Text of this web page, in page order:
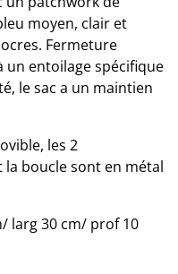
moyen, clair et
Fermeture
un entoilage spécifique
le sac a un maintien
les 2
la boucle sont en métal
larg 30 cm/ prof 10